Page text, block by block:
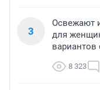
3
Освежают
для
вариантов
8 323